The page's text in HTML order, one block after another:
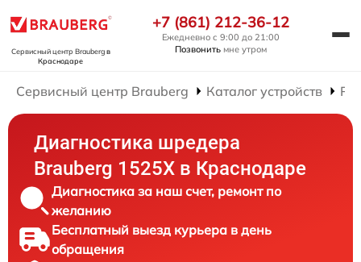
Сервисный центр Braubergв
Краснодаре
+7 (861) 212-36-12
Ежедневно с 9:00 до 21:00
Позвонить мне утром
Сервисный центр Brauberg Каталог устройств
Диагностика шредера
Brauberg 1525X в Краснодаре
Диагностика за наш счет, ремонт по
желанию
Бесплатный выезд курьера в день
обращения